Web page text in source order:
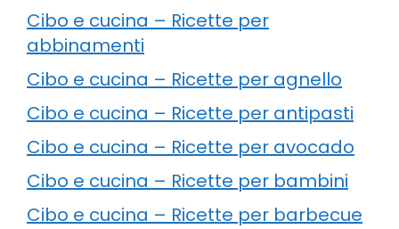
Cibo e cucina – Ricette per
abbinamenti
Cibo e cucina – Ricette per agnello
Cibo e cucina – Ricette per antipasti
Cibo e cucina – Ricette per avocado
Cibo e cucina – Ricette per bambini
Cibo e cucina – Ricette per barbecue